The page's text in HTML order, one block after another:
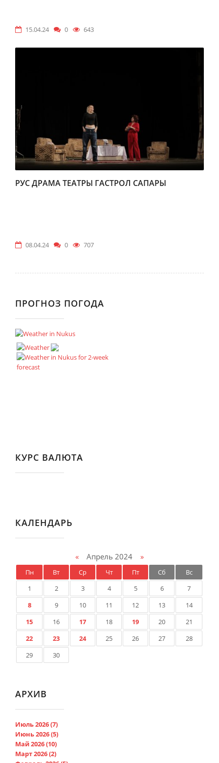
15.04.24 0 643
РУС ДРАМА ТЕАТРЫ ГАСТРОЛ САПАРЫ
08.04.24 0 707
ПРОГНОЗ ПОГОДА
КУРС ВАЛЮТА
КАЛЕНДАРЬ
«Апрель 2024 »
Пн Вт Ср Чт Пт Сб
Вс
1
2 3 4 5 6
7
8
9 10 11 12 13
14
15
16 17 18 19 20
21
22
23 24 25 26 27
28
29
30
АРХИВ
Июль 2026 (7)
Июнь 2026 (5)
Май 2026 (10)
Март 2026 (2)